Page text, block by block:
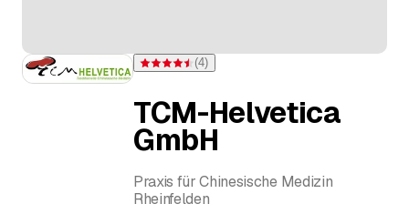
Note 4,5 sur 5 étoiles pour 4 évaluations
(4)
TCM-Helvetica
GmbH
Praxis für Chinesische Medizin
Rheinfelden